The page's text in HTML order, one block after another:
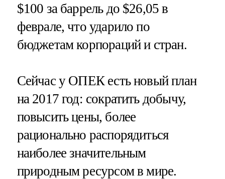
$100 за баррель до $26,05 в
феврале, что ударило по
бюджетам корпораций и стран.
Сейчас у ОПЕК есть новый план
на 2017 год: сократить добычу,
повысить цены, более
рационально распорядиться
наиболее значительным
природным ресурсом в мире.